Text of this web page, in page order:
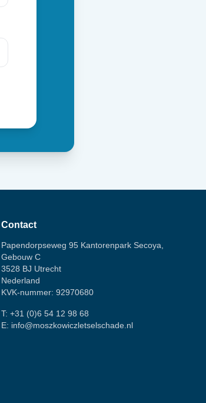
Contact
Papendorpseweg 95 Kantorenpark Secoya,
Gebouw C
3528 BJ Utrecht
Nederland
KVK-nummer: 92970680
T: +31 (0)6 54 12 98 68
E: info@moszkowiczletselschade.nl